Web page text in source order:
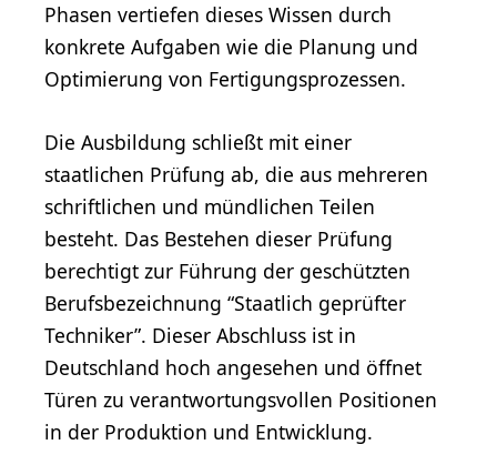
Phasen vertiefen dieses Wissen durch
konkrete Aufgaben wie die Planung und
Optimierung von Fertigungsprozessen.
Die Ausbildung schließt mit einer
staatlichen Prüfung ab, die aus mehreren
schriftlichen und mündlichen Teilen
besteht. Das Bestehen dieser Prüfung
berechtigt zur Führung der geschützten
Berufsbezeichnung “Staatlich geprüfter
Techniker”. Dieser Abschluss ist in
Deutschland hoch angesehen und öffnet
Türen zu verantwortungsvollen Positionen
in der Produktion und Entwicklung.